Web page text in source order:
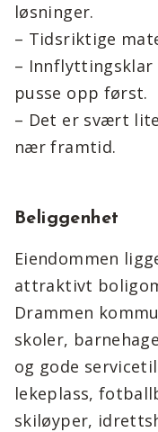
løsninger.
– Tidsriktige
– Innflyttingsklar
pusse opp først.
– Det er svært
nær framtid.
Beliggenhet
Eiendommen
attraktivt
Drammen
skoler,
og gode
lekeplass,
skiløyper,